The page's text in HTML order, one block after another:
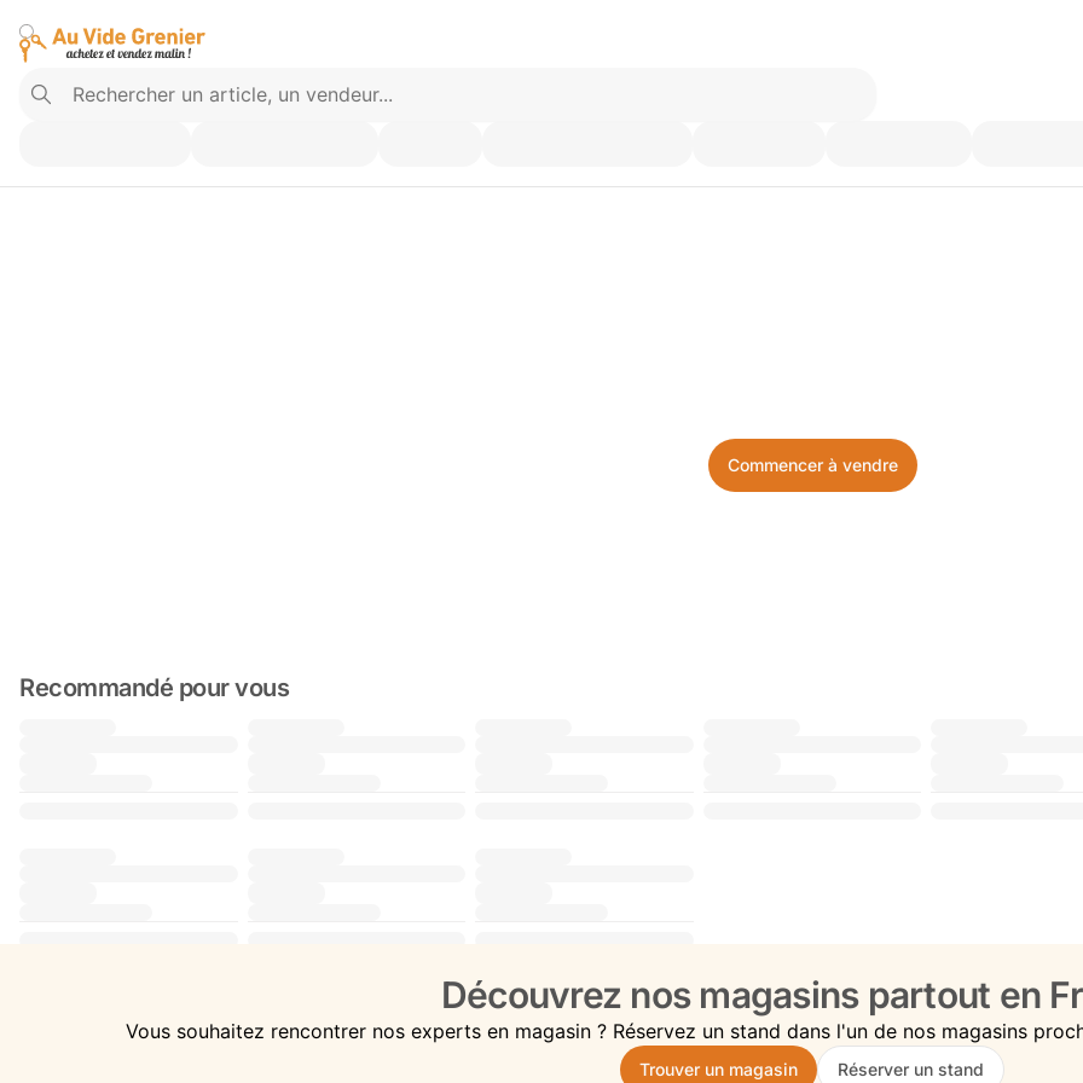
Commencer à vendre
Recommandé pour vous
Découvrez nos magasins partout en
Vous souhaitez rencontrer nos experts en magasin ? Réservez un stand dans l'un de nos magasins
Trouver un magasin Réserver un stand